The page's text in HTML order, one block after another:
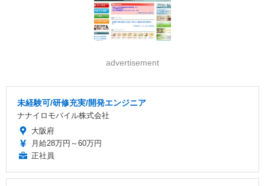
advertisement
未経験可/研修充実/開発エンジニア
ナナイロモバイル株式会社
大阪府
月給28万円～60万円
正社員